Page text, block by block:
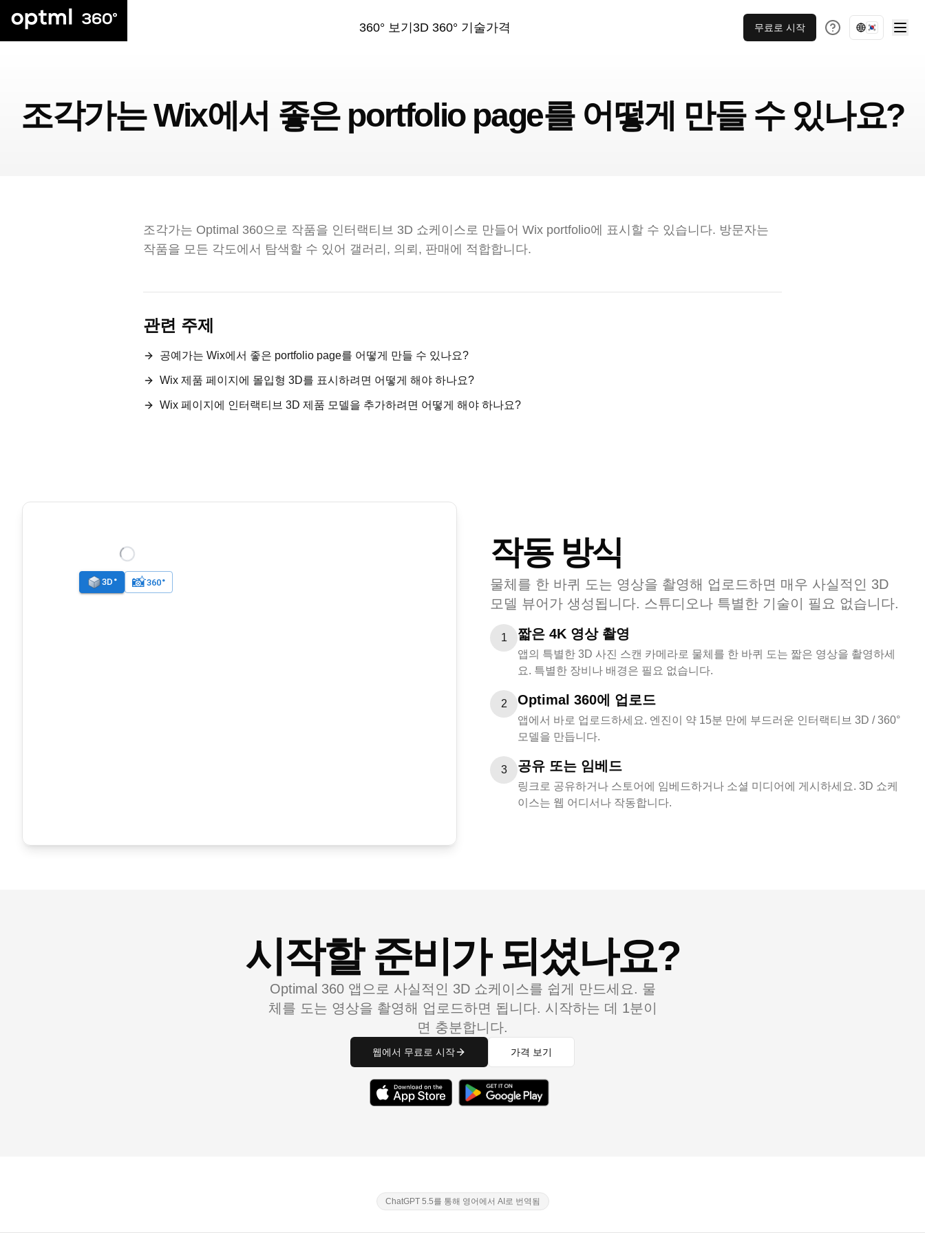
360° 보기3D 360° 기술가격 무료로 시작
조각가는 Wix에서 좋은 portfolio page를 어떻게 만들 수 있나요?
조각가는 Optimal 360으로 작품을 인터랙티브 3D 쇼케이스로 만들어 Wix portfolio에 표시할 수 있습니다. 방문자는
작품을 모든 각도에서 탐색할 수 있어 갤러리, 의뢰, 판매에 적합합니다.
관련 주제
공예가는 Wix에서 좋은 portfolio page를 어떻게 만들 수 있나요?
Wix 제품 페이지에 몰입형 3D를 표시하려면 어떻게 해야 하나요?
Wix 페이지에 인터랙티브 3D 제품 모델을 추가하려면 어떻게 해야 하나요?
작동 방식
물체를 한 바퀴 도는 영상을 촬영해 업로드하면 매우 사실적인 3D
모델 뷰어가 생성됩니다. 스튜디오나 특별한 기술이 필요 없습니다.
1 짧은 4K 영상 촬영
앱의 특별한 3D 사진 스캔 카메라로 물체를 한 바퀴 도는 짧은 영상을 촬영하세
요. 특별한 장비나 배경은 필요 없습니다.
2 Optimal 360에 업로드
앱에서 바로 업로드하세요. 엔진이 약 15분 만에 부드러운 인터랙티브 3D / 360°
모델을 만듭니다.
3 공유 또는 임베드
링크로 공유하거나 스토어에 임베드하거나 소셜 미디어에 게시하세요. 3D 쇼케
이스는 웹 어디서나 작동합니다.
시작할 준비가 되셨나요?
Optimal 360 앱으로 사실적인 3D 쇼케이스를 쉽게 만드세요. 물
체를 도는 영상을 촬영해 업로드하면 됩니다. 시작하는 데 1분이
면 충분합니다.
웹에서 무료로 시작 가격 보기
ChatGPT 5.5를 통해 영어에서 AI로 번역됨